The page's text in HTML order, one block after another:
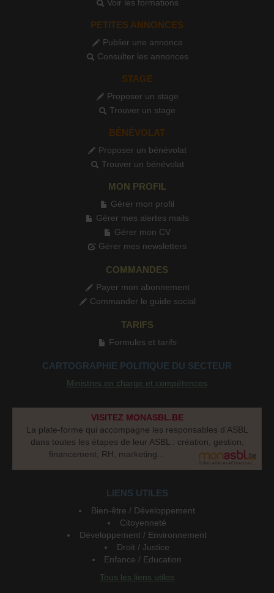
Voir les formations
PETITES ANNONCES
Publier une annonce
Consulter les annonces
STAGE
Proposer un stage
Trouver un stage
BÉNÉVOLAT
Proposer un bénévolat
Trouver un bénévolat
MON PROFIL
Gérer mon profil
Gérer mes alertes mails
Gérer mon CV
Gérer mes newsletters
COMMANDES
Payer mon abonnement
Commander le guide social
TARIFS
Formules et tarifs
CARTOGRAPHIE POLITIQUE DU SECTEUR
Ministres en charge et compétences
VISITEZ MONASBL.BE
La plate-forme qui accompagne les responsables d’ASBL
dans toutes les étapes de leur ASBL : création, gestion,
financement, RH, marketing...
LIENS UTILES
Bien-être / Développement
Citoyenneté
Développement / Environnement
Droit / Justice
Enfance / Education
Tous les liens utiles